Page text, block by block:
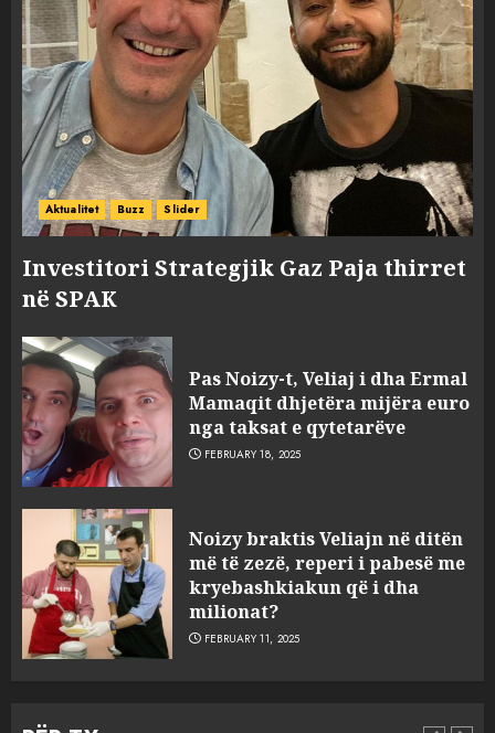
Aktualitet Buzz Slider
Investitori Strategjik Gaz Paja thirret
në SPAK
Pas Noizy-t, Veliaj i dha Ermal
Mamaqit dhjetëra mijëra euro
nga taksat e qytetarëve
FEBRUARY 18, 2025
Noizy braktis Veliajn në ditën
më të zezë, reperi i pabesë me
kryebashkiakun që i dha
milionat?
FEBRUARY 11, 2025
3
sulmuan “One Albania”,
ngjarja u fsheh. A u vodhën
serverat?
MARCH 25, 2025